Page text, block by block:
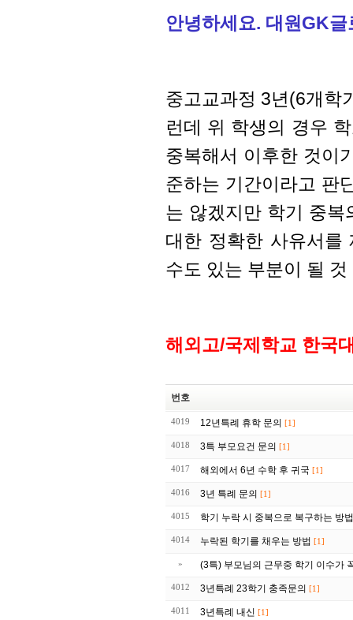
안녕하세요. 대원GK
중고교과정 3년(6개학
런데 위 학생의 경우
중복해서 이후한 것이
준하는 기간이라고 판
는 않겠지만 학기 중
대한 정확한 사유서를
수도 있는 부분이 될
해외고/국제학교 한국
번호
4019 12년특례 휴학 문의 [1]
4018 3특 부모요건 문의 [1]
4017 해외에서 6년 수학 후 귀국 [1]
4016 3년 특례 문의 [1]
4015 학기 누락 시 중복으로 복구하는 방법
4014 누락된 학기를 채우는 방법 [1]
» (3특) 부모님의 근무중 학기 이수가
4012 3년특례 23학기 충족문의 [1]
4011 3년특례 내신 [1]